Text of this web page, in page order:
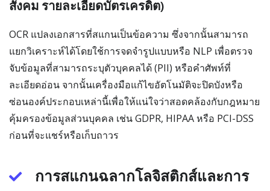
สังคม รายละเอียดบัตรเครดิต)
OCR แปลงเอกสารที่สแกนเป็นข้อความ ซึ่งจากนั้นสามารถ
แยกวิเคราะห์ได้โดยใช้การจดจำรูปแบบหรือ NLP เพื่อตรวจ
จับข้อมูลที่สามารถระบุตัวบุคคลได้ (PII) หรือคำศัพท์ที่
ละเอียดอ่อน จากนั้นเครื่องมือแก้ไขอัตโนมัติจะปิดบังหรือ
ซ่อนองค์ประกอบเหล่านี้เพื่อให้แน่ใจว่าสอดคล้องกับกฎหมาย
คุ้มครองข้อมูลส่วนบุคคล เช่น GDPR, HIPAA หรือ PCI-DSS
ก่อนที่จะแชร์หรือเก็บถาวร
การสแกนฉลากโลจิสติกส์และการ